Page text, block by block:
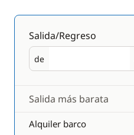
Salida/Regreso
de
Salida
Salida más barata
Alquiler barco